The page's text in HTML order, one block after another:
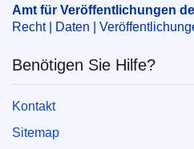
Amt für Veröffentlichungen
Recht | Daten |
Benötigen Sie Hilfe?
Kontakt
Sitemap